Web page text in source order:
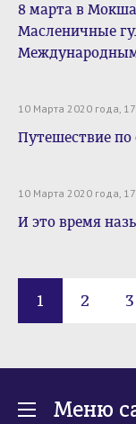
8 марта в
Масленичные
10 Марта 2020 года,
Путешествие по
10 Марта 2020 года,
И это время
1 2 3
Меню